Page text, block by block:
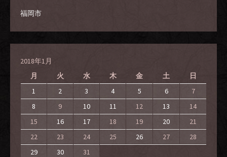
福岡市
2018年1月
月
火 水 木 金 土 日
1 2 3 4 5 6
7
8
9 10 11 12 13
14
15
16 17 18 19 20
21
22
23 24 25 26 27
28
29
30 31